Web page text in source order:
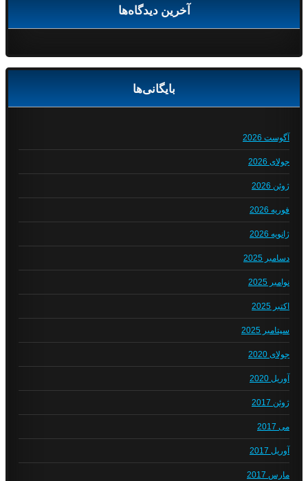
آخرین دیدگاه‌ها
بایگانی‌ها
آگوست 2026
جولای 2026
ژوئن 2026
فوریه 2026
ژانویه 2026
دسامبر 2025
نوامبر 2025
اکتبر 2025
سپتامبر 2025
جولای 2020
آوریل 2020
ژوئن 2017
می 2017
آوریل 2017
مارس 2017